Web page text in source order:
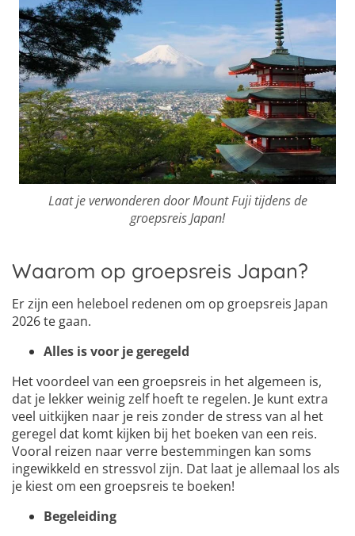
Laat je verwonderen door Mount Fuji tijdens de
groepsreis Japan!
Waarom op groepsreis Japan?
Er zijn een heleboel redenen om op groepsreis Japan
2026 te gaan.
Alles is voor je geregeld
Het voordeel van een groepsreis in het algemeen is,
dat je lekker weinig zelf hoeft te regelen. Je kunt extra
veel uitkijken naar je reis zonder de stress van al het
geregel dat komt kijken bij het boeken van een reis.
Vooral reizen naar verre bestemmingen kan soms
ingewikkeld en stressvol zijn. Dat laat je allemaal los als
je kiest om een groepsreis te boeken!
Begeleiding